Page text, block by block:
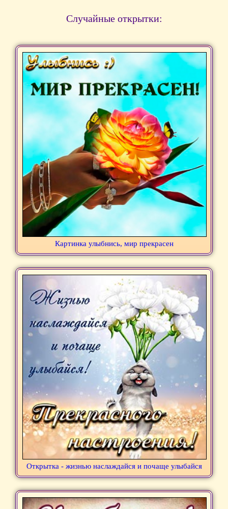
Случайные открытки:
Картинка улыбнись, мир прекрасен
Открытка - жизнью наслаждайся и почаще улыбайся